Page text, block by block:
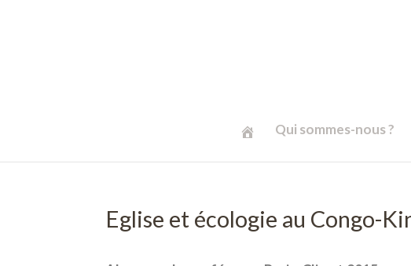
Qui sommes-nous ?
Eglise et écologie au Congo-